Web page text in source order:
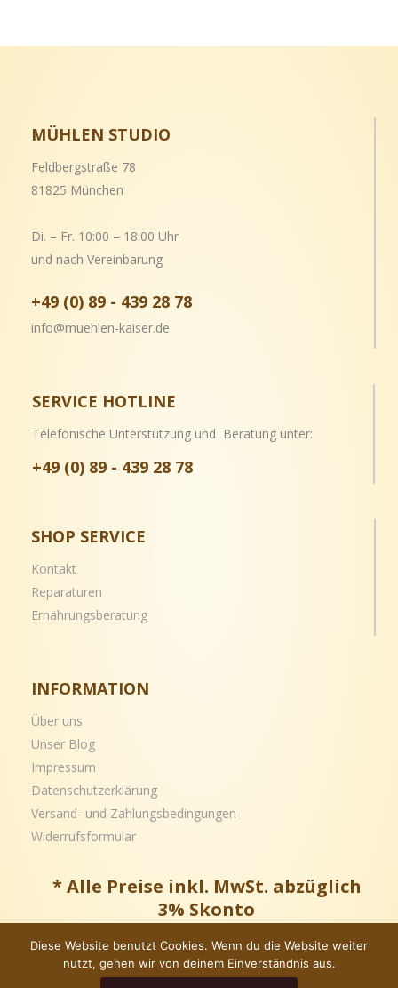
MÜHLEN STUDIO
Feldbergstraße 78
81825 München
Di. – Fr. 10:00 – 18:00 Uhr
und nach Vereinbarung
+49 (0) 89 - 439 28 78
info@muehlen-kaiser.de
SERVICE HOTLINE
Telefonische Unterstützung und Beratung unter:
+49 (0) 89 - 439 28 78
SHOP SERVICE
Kontakt
Reparaturen
Ernährungsberatung
INFORMATION
Über uns
Unser Blog
Impressum
Datenschutzerklärung
Versand- und Zahlungsbedingungen
Widerrufsformular
* Alle Preise inkl. MwSt. abzüglich
3% Skonto
Copyright © – Alle Rechte vorbehalten
Diese Website benutzt Cookies. Wenn du die Website weiter
nutzt, gehen wir von deinem Einverständnis aus.